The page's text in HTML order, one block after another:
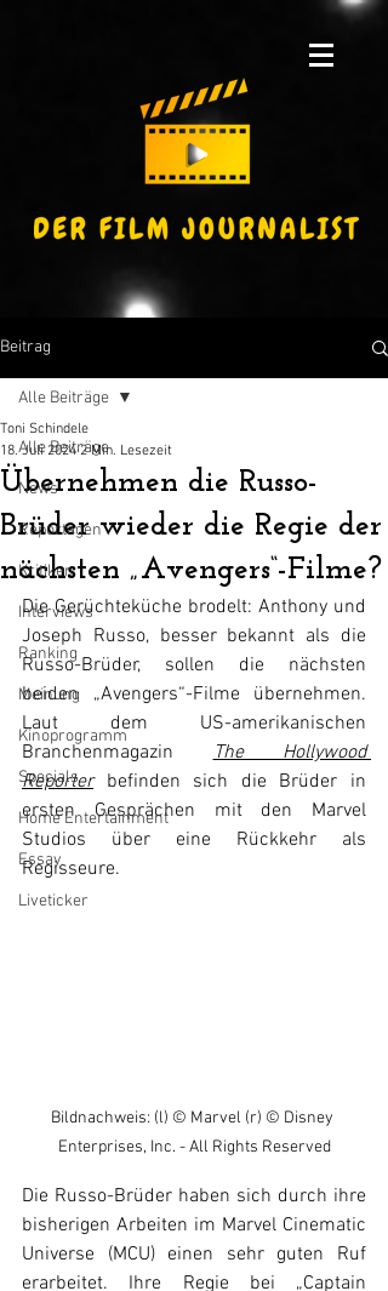
Beitrag
Alle Beiträge
News
Reportagen
Kritiken
Interviews
Ranking
Meinung
Kinoprogramm
Specials
Home Entertainment
Essay
Liveticker
Alle Beiträge
Übernehmen die Russo-
Brüder wieder die Regie der
nächsten „Avengers“-Filme?
Toni Schindele
18. Juli 2024 2 Min. Lesezeit
Die Gerüchteküche brodelt: Anthony und
Joseph Russo, besser bekannt als die
Russo-Brüder, sollen die nächsten
beiden „Avengers“-Filme übernehmen.
Laut dem US-amerikanischen
Branchenmagazin The Hollywood
Reporter befinden sich die Brüder in
ersten Gesprächen mit den Marvel
Studios über eine Rückkehr als
Regisseure.
Bildnachweis: (l) © Marvel (r) © Disney
Enterprises, Inc. - All Rights Reserved
Die Russo-Brüder haben sich durch ihre
bisherigen Arbeiten im Marvel Cinematic
Universe (MCU) einen sehr guten Ruf
erarbeitet. Ihre Regie bei „Captain